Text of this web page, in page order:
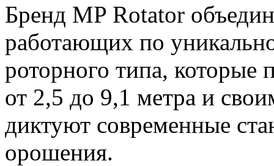
Бренд MP Rotator
работающих по
роторного типа, которые
от 2,5 до 9,1 метра и
диктуют современные
орошения.